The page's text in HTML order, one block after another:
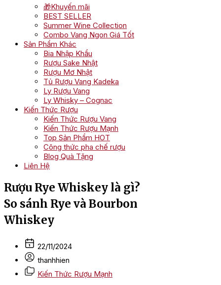
🎁Khuyến mãi
BEST SELLER
Summer Wine Collection
Combo Vang Ngon Giá Tốt
Sản Phẩm Khác
Bia Nhập Khẩu
Rượu Sake Nhật
Rượu Mơ Nhật
Tủ Rượu Vang Kadeka
Ly Rượu Vang
Ly Whisky – Cognac
Kiến Thức Rượu
Kiến Thức Rượu Vang
Kiến Thức Rượu Mạnh
Top Sản Phẩm HOT
Công thức pha chế rượu
Blog Quà Tặng
Liên Hệ
Rượu Rye Whiskey là gì?
So sánh Rye và Bourbon
Whiskey
22/11/2024
thanhhien
Kiến Thức Rượu Mạnh